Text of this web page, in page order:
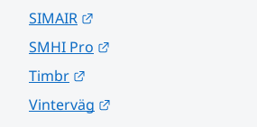
SIMAIR
SMHI Pro
Timbr
Vinterväg